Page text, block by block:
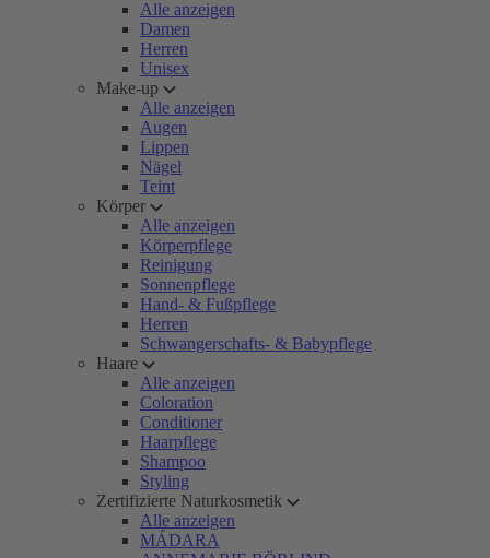
Alle anzeigen
Damen
Herren
Unisex
Make-up
Alle anzeigen
Augen
Lippen
Nägel
Teint
Körper
Alle anzeigen
Körperpflege
Reinigung
Sonnenpflege
Hand- & Fußpflege
Herren
Schwangerschafts- & Babypflege
Haare
Alle anzeigen
Coloration
Conditioner
Haarpflege
Shampoo
Styling
Zertifizierte Naturkosmetik
Alle anzeigen
MÁDARA